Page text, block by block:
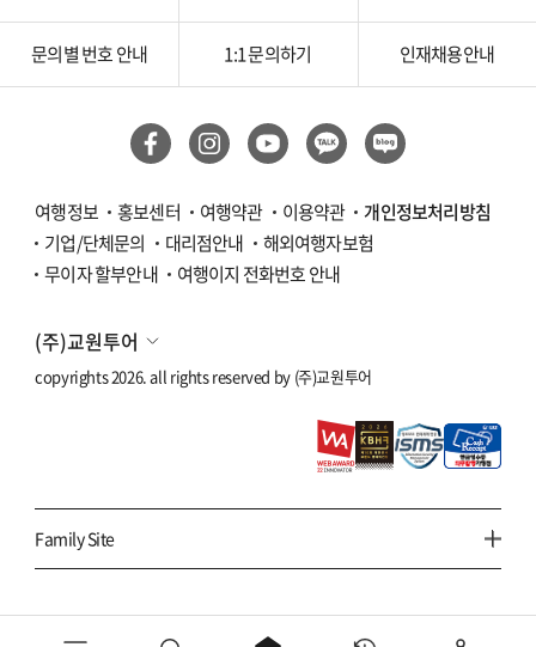
문의별 번호 안내 1:1 문의하기 인재채용안내
여행정보 홍보센터 여행약관 이용약관
개인정보처리방침
기업/단체문의
대리점안내
해외여행자보험
무이자 할부안내
여행이지 전화번호 안내
(주)교원투어
copyrights 2026. all rights reserved by (주)교원투어
Family Site